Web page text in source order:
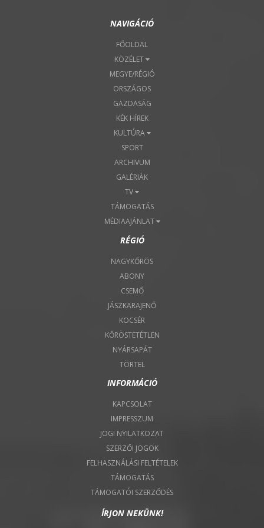
NAVIGÁCIÓ
FŐOLDAL
KÖZÉLET
MEGYE/RÉGIÓ
ORSZÁGOS
GAZDASÁG
KÉK HÍREK
KULTÚRA
SPORT
ARCHIVUM
GALÉRIÁK
TV
TÁMOGATÁS
MÉDIAAJÁNLAT
RÉGIÓ
NAGYKŐRÖS
ABONY
CSEMŐ
JÁSZKARAJENŐ
KOCSÉR
KŐRÖSTETÉTLEN
NYÁRSAPÁT
TÖRTEL
INFORMÁCIÓ
KAPCSOLAT
IMPRESSZUM
JOGI NYILATKOZAT
SZERZŐI JOGOK
FELHASZNÁLÁSI FELTÉTELEK
TÁMOGATÁS
TÁMOGATÓI SZERZŐDÉS
ÍRJON NEKÜNK!